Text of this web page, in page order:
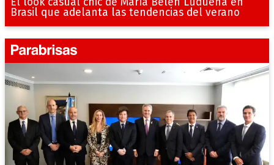
Brasil que adelanta las tendencias del verano